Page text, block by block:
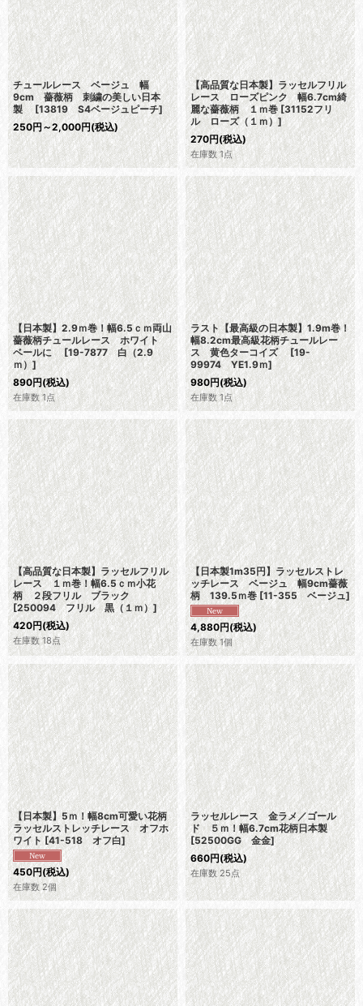
チュールレース ベージュ 幅
9cm 薔薇柄 刺繍の美しい日本
製 [13819 S4ベージュピーチ]
250円～2,000円(税込)
【高品質な日本製】ラッセルフリル
レース ローズピンク 幅6.7cm綺
麗な薔薇柄 １ｍ巻 [31152フリ
ル ローズ（１ｍ） ]
270円(税込)
在庫数 1点
【日本製】2.9ｍ巻！幅6.5ｃｍ両山
薔薇柄チュールレース ホワイト
ベールに [19-7877 白（2.9
ｍ）]
890円(税込)
在庫数 1点
ラスト【最高級の日本製】1.9m巻！
幅8.2cm最高級花柄チュールレー
ス 黄色ターコイズ [19-
99974 YE1.9ｍ]
980円(税込)
在庫数 1点
【高品質な日本製】ラッセルフリル
レース １ｍ巻！幅6.5ｃｍ小花
柄 ２段フリル ブラック
[250094 フリル 黒（１ｍ）]
420円(税込)
在庫数 18点
【日本製1m35円】ラッセルストレ
ッチレース ベージュ 幅9cm薔薇
柄 139.5ｍ巻 [11-355 ベージュ]
4,880円(税込)
在庫数 1個
【日本製】5ｍ！幅8cm可愛い花柄
ラッセルストレッチレース オフホ
ワイト [41-518 オフ白]
450円(税込)
在庫数 2個
ラッセルレース 金ラメ／ゴール
ド ５ｍ！幅6.7cm花柄日本製
[52500GG 金金]
660円(税込)
在庫数 25点